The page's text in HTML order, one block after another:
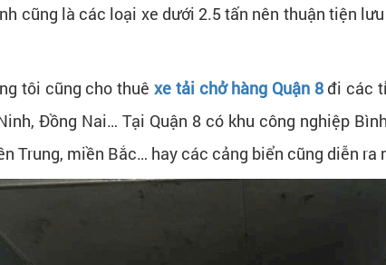
cũng là các loại xe dưới 2.5 tấn nên thuận tiện
tôi cũng cho thuêxe tải chở hàng Quận 8đi các
Đồng Nai… Tại Quận 8 có khu công nghiệp
Trung, miền Bắc… hay các cảng biển cũng diễn ra